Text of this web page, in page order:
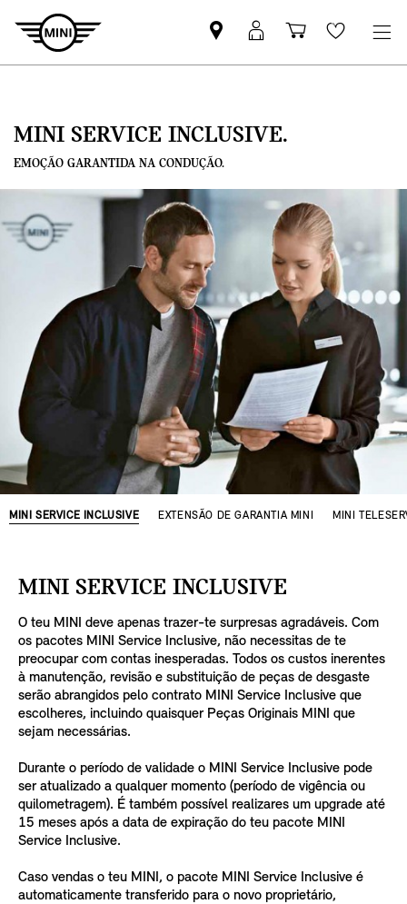
Pesquisar
parceiro
Iniciar
sessão
Carrinho
de
Wishlist
MINI SERVICE INCLUSIVE.
EMOÇÃO GARANTIDA NA CONDUÇÃO.
MINI SERVICE INCLUSIVE EXTENSÃO DE GARANTIA MINI MINI
MINI SERVICE INCLUSIVE
O teu MINI deve apenas trazer-te surpresas agradáveis. Com
os pacotes MINI Service Inclusive, não necessitas de te
preocupar com contas inesperadas. Todos os custos inerentes
à manutenção, revisão e substituição de peças de desgaste
serão abrangidos pelo contrato MINI Service Inclusive que
escolheres, incluindo quaisquer Peças Originais MINI que
sejam necessárias.
Durante o período de validade o MINI Service Inclusive pode
ser atualizado a qualquer momento (período de vigência ou
quilometragem). É também possível realizares um upgrade até
15 meses após a data de expiração do teu pacote MINI
Service Inclusive.
Caso vendas o teu MINI, o pacote MINI Service Inclusive é
automaticamente transferido para o novo proprietário,